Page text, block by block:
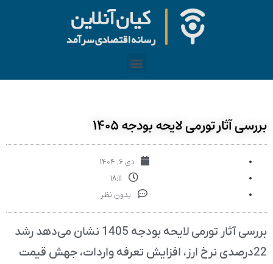
بررسی آثار تورمی لایحه بودجه ۱۴۰۵
دی ۶, ۱۴۰۴
۱۸:۱۱
بدون نظر
بررسی آثار تورمی لایحه بودجه 1405 نشان می‌دهد رشد
22درصدی نرخ ارز، افزایش تعرفه واردات، جهش قیمت